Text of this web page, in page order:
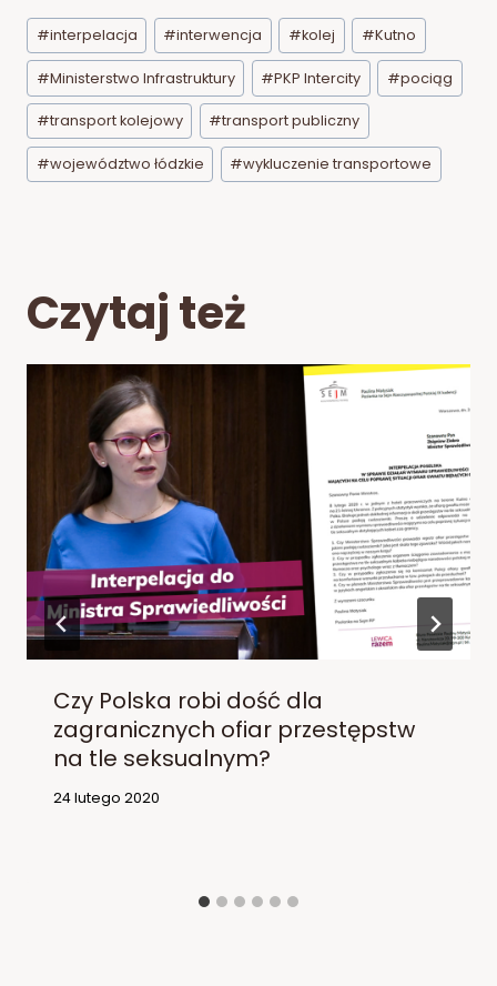
Tagi
wpisu:
#interpelacja #interwencja #kolej #Kutno
#Ministerstwo Infrastruktury #PKP Intercity #pociąg
#transport kolejowy #transport publiczny
#województwo łódzkie #wykluczenie transportowe
Czytaj też
Czy Polska robi dość dla
zagranicznych ofiar przestępstw
na tle seksualnym?
24 lutego 2020